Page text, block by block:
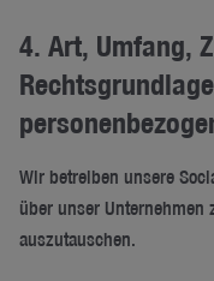
4. Art, Umfang,
Wir betreiben unsere
über unser
auszutauschen.